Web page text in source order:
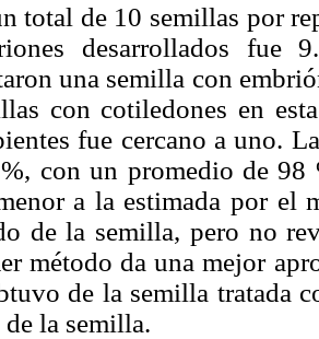
total de 10 semillas por
desarrollados fue
una semilla con
con cotiledones en
fue cercano a uno.
con un promedio de 98
a la estimada por el
de la semilla, pero no
método da una mejor
de la semilla tratada
la semilla.